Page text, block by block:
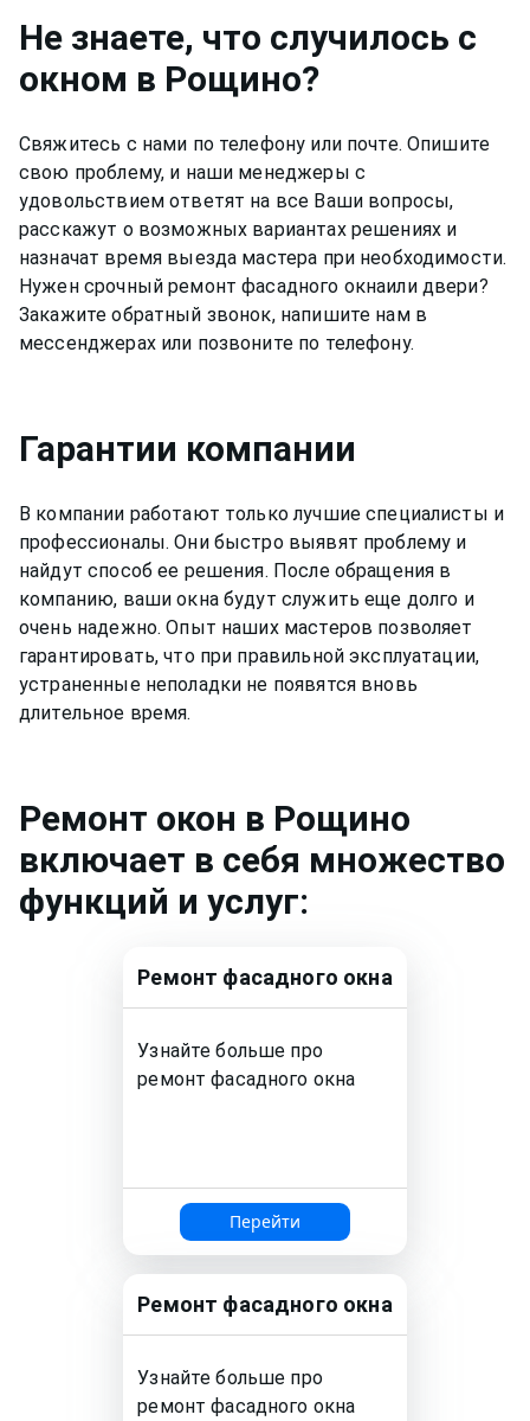
Не знаете, что случилось с
окном в Рощино?
Свяжитесь с нами по телефону или почте. Опишите
свою проблему, и наши менеджеры с
удовольствием ответят на все Ваши вопросы,
расскажут о возможных вариантах решениях и
назначат время выезда мастера при необходимости.
Нужен срочный ремонтфасадного окнаили двери?
Закажите обратный звонок, напишите нам в
мессенджерах или позвоните по телефону.
Гарантии компании
В компании работают только лучшие специалисты и
профессионалы. Они быстро выявят проблему и
найдут способ ее решения. После обращения в
компанию, ваши окна будут служить еще долго и
очень надежно. Опыт наших мастеров позволяет
гарантировать, что при правильной эксплуатации,
устраненные неполадки не появятся вновь
длительное время.
Ремонт окон в Рощино
включает в себя множество
функций и услуг:
Ремонт фасадного окна
Узнайте больше про
ремонтфасадного окна
Перейти
Ремонт фасадного окна
Узнайте больше про
ремонтфасадного окна